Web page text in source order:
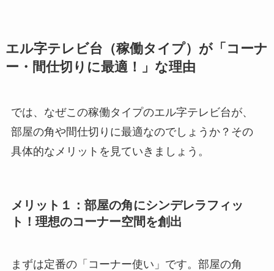
エル字テレビ台（稼働タイプ）が「コーナ
ー・間仕切りに最適！」な理由
では、なぜこの稼働タイプのエル字テレビ台が、
部屋の角や間仕切りに最適なのでしょうか？その
具体的なメリットを見ていきましょう。
メリット１：部屋の角にシンデレラフィッ
ト！理想のコーナー空間を創出
まずは定番の「コーナー使い」です。部屋の角